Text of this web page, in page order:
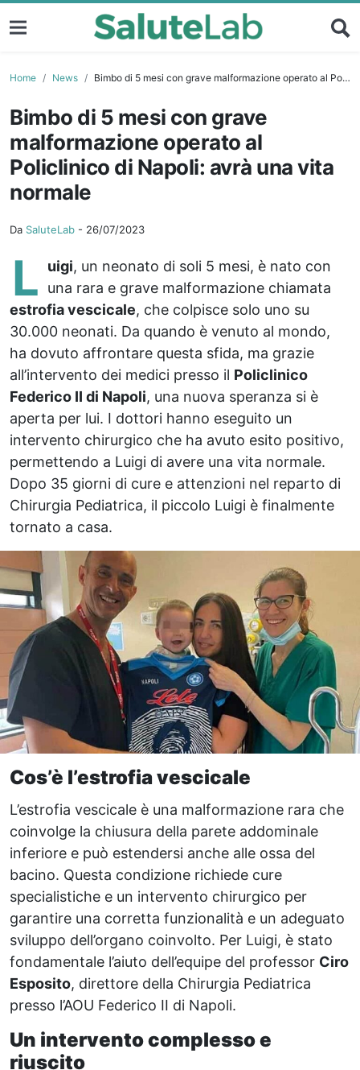
Home News Bimbo di 5 mesi con grave malformazione operato al Policlinico di Napoli: avrà una vita normale
Bimbo di 5 mesi con grave
malformazione operato al
Policlinico di Napoli: avrà una vita
normale
Da SaluteLab - 26/07/2023
L uigi, un neonato di soli 5 mesi, è nato con
una rara e grave malformazione chiamata
estrofia vescicale, che colpisce solo uno su
30.000 neonati. Da quando è venuto al mondo,
ha dovuto affrontare questa sfida, ma grazie
all’intervento dei medici presso il Policlinico
Federico II di Napoli, una nuova speranza si è
aperta per lui. I dottori hanno eseguito un
intervento chirurgico che ha avuto esito positivo,
permettendo a Luigi di avere una vita normale.
Dopo 35 giorni di cure e attenzioni nel reparto di
Chirurgia Pediatrica, il piccolo Luigi è finalmente
tornato a casa.
Cos’è l’estrofia vescicale
L’estrofia vescicale è una malformazione rara che
coinvolge la chiusura della parete addominale
inferiore e può estendersi anche alle ossa del
bacino. Questa condizione richiede cure
specialistiche e un intervento chirurgico per
garantire una corretta funzionalità e un adeguato
sviluppo dell’organo coinvolto. Per Luigi, è stato
fondamentale l’aiuto dell’equipe del professor Ciro
Esposito, direttore della Chirurgia Pediatrica
presso l’AOU Federico II di Napoli.
Un intervento complesso e
riuscito